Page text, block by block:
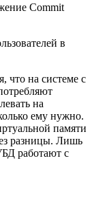
Commit
в
что на системе с
на
ему нужно.
памяти
разницы. Лишь
работают с